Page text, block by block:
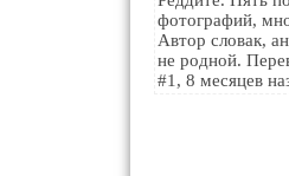
фотографий,
Автор словак,
не родной.
#1, 8 месяцев